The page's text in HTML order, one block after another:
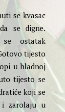
se kvasac
se digne.
se ostatak
tijesto
u hladnoj
tijesto se
koji se
i zarolaju u